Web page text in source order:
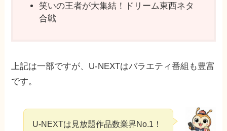
笑いの王者が大集結！ドリーム東西ネタ
合戦
上記は一部ですが、U-NEXTはバラエティ番組も豊富
です。
U-NEXTは見放題作品数業界No.1！